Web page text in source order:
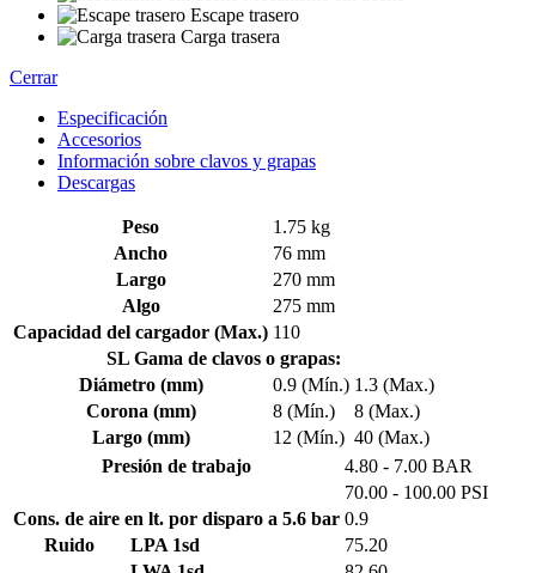
Escape trasero
Carga trasera
Cerrar
Especificación
Accesorios
Información sobre clavos y grapas
Descargas
Peso
1.75 kg
Ancho
76 mm
Largo
270 mm
Algo
275 mm
Capacidad del cargador (Max.) 110
SL Gama de clavos o grapas:
Diámetro (mm)
0.9 (Mín.) 1.3 (Max.)
Corona (mm)
8 (Mín.)
8 (Max.)
Largo (mm)
12 (Mín.) 40 (Max.)
Presión de trabajo
4.80 - 7.00 BAR
70.00 - 100.00 PSI
Cons. de aire en lt. por disparo a 5.6 bar 0.9
Ruido
LPA 1sd
75.20